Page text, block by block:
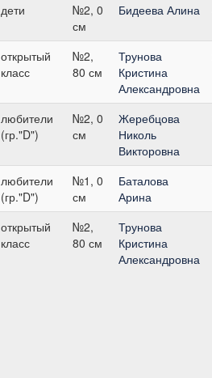
дети
№2, 0
см
Бидеева Алина
открытый
класс
№2,
80 см
Трунова
Кристина
Александровна
любители
(гр."D")
№2, 0
см
Жеребцова
Николь
Викторовна
любители
(гр."D")
№1, 0
см
Баталова
Арина
открытый
класс
№2,
80 см
Трунова
Кристина
Александровна